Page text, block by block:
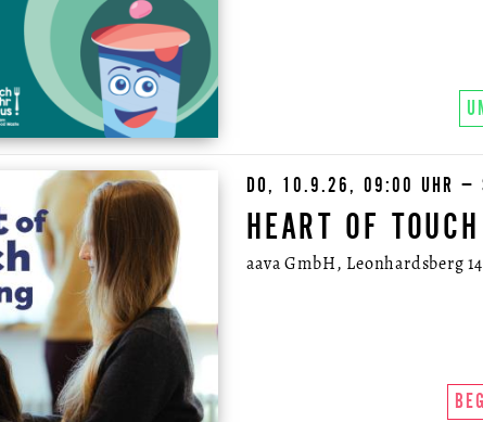
DO, 10.9.26, 09:00 UHR –
HEART OF
aava GmbH, Leonhardsberg